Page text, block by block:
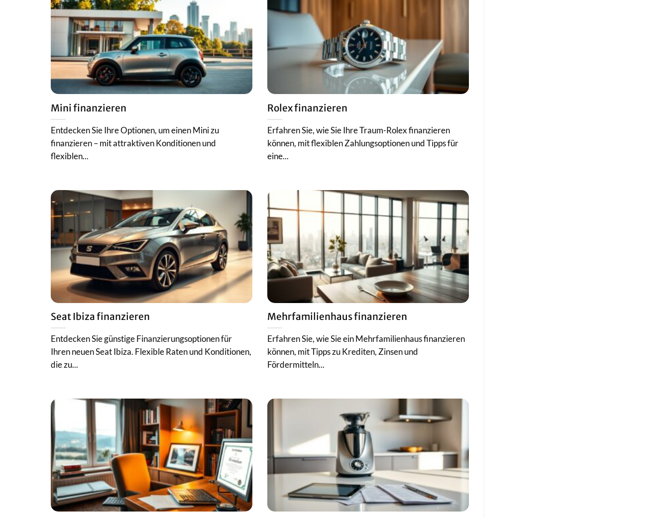
Mini finanzieren
Entdecken Sie Ihre Optionen, um einen Mini zu
finanzieren – mit attraktiven Konditionen und
flexiblen...
Rolex finanzieren
Erfahren Sie, wie Sie Ihre Traum-Rolex finanzieren
können, mit flexiblen Zahlungsoptionen und Tipps für
eine...
Seat Ibiza finanzieren
Entdecken Sie günstige Finanzierungsoptionen für
Ihren neuen Seat Ibiza. Flexible Raten und Konditionen,
die zu...
Mehrfamilienhaus finanzieren
Erfahren Sie, wie Sie ein Mehrfamilienhaus finanzieren
können, mit Tipps zu Krediten, Zinsen und
Fördermitteln...